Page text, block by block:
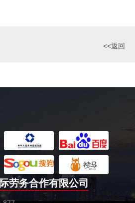
<<返回
劳务合作有限公司